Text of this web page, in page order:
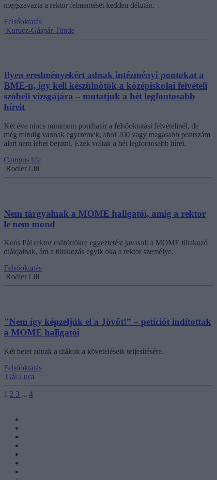
megszavazta a rektor felmentését kedden délután.
Felsőoktatás
Kurucz-Gáspár Tünde
Ilyen eredményekért adnak intézményi pontokat a
BME-n, így kell készülnötök a középiskolai felvételi
szóbeli vizsgájára – mutatjuk a hét legfontosabb
híreit
Két éve nincs minimum ponthatár a felsőoktatási felvételinél, de
még mindig vannak egyetemek, ahol 200 vagy magasabb pontszám
alatt nem lehet bejutni. Ezek voltak a hét legfontosabb hírei.
Campus life
Rodler Lili
Nem tárgyalnak a MOME hallgatói, amíg a rektor
le nem mond
Koós Pál rektor csütörtökre egyeztetést javasolt a MOME tiltakozó
diákjainak, ám a tiltakozás egyik oka a rektor személye.
Felsőoktatás
Rodler Lili
"Nem így képzeljük el a Jövőt!” – petíciót indítottak
a MOME hallgatói
Két hetet adnak a diákok a követeléseik teljesítésére.
Felsőoktatás
Gál Luca
1 2 3 ... 4